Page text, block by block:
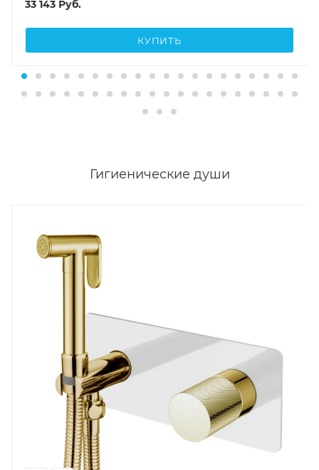
33 143 Руб.
КУПИТЬ
Гигиенические души